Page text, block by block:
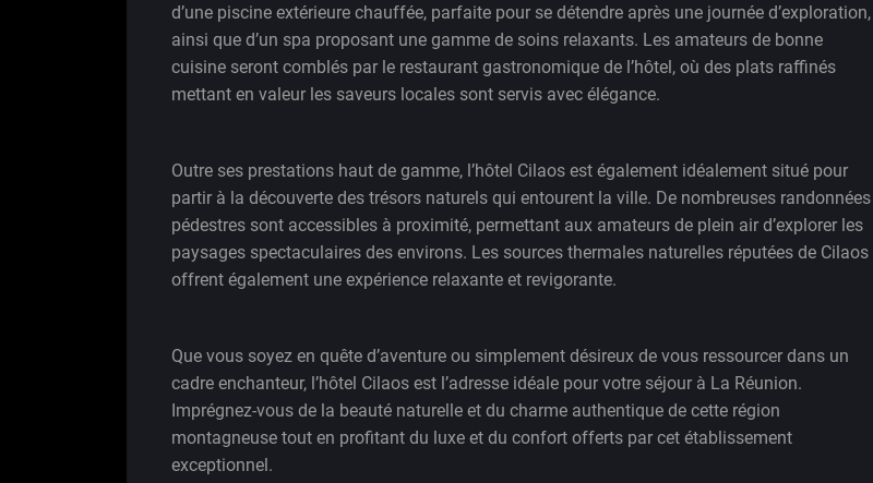
d’une piscine extérieure chauffée, parfaite pour se détendre après une journée d’exploration,
ainsi que d’un spa proposant une gamme de soins relaxants. Les amateurs de bonne
cuisine seront comblés par le restaurant gastronomique de l’hôtel, où des plats raffinés
mettant en valeur les saveurs locales sont servis avec élégance.
Outre ses prestations haut de gamme, l’hôtel Cilaos est également idéalement situé pour
partir à la découverte des trésors naturels qui entourent la ville. De nombreuses randonnées
pédestres sont accessibles à proximité, permettant aux amateurs de plein air d’explorer les
paysages spectaculaires des environs. Les sources thermales naturelles réputées de Cilaos
offrent également une expérience relaxante et revigorante.
Que vous soyez en quête d’aventure ou simplement désireux de vous ressourcer dans un
cadre enchanteur, l’hôtel Cilaos est l’adresse idéale pour votre séjour à La Réunion.
Imprégnez-vous de la beauté naturelle et du charme authentique de cette région
montagneuse tout en profitant du luxe et du confort offerts par cet établissement
exceptionnel.